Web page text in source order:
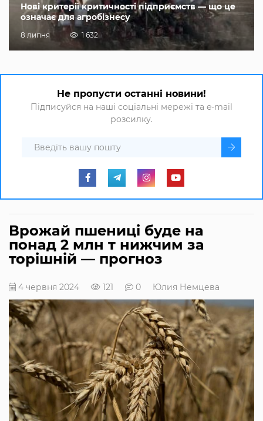
Нові критерії критичності підприємств — що це
означає для агробізнесу
8 липня 1 632
Не пропусти останні новини!
Підписуйся на наші соціальні мережі та e-mail
розсилку.
Врожай пшениці буде на
понад 2 млн т нижчим за
торішній — прогноз
4 червня 2024 121 0 Юлия Немцева